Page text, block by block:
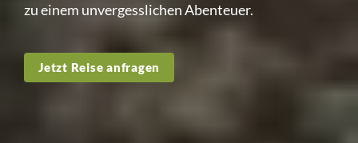
zu einem unvergesslichen Abenteuer.
Jetzt Reise anfragen